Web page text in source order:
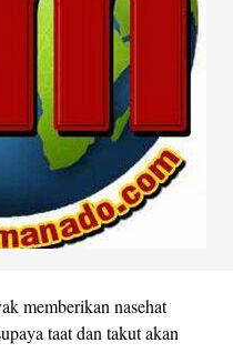
memberikan nasehat
taat dan takut akan